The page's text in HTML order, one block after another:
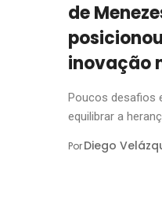
de
inovação
Poucos desafios
equilibrar a
PorDiego